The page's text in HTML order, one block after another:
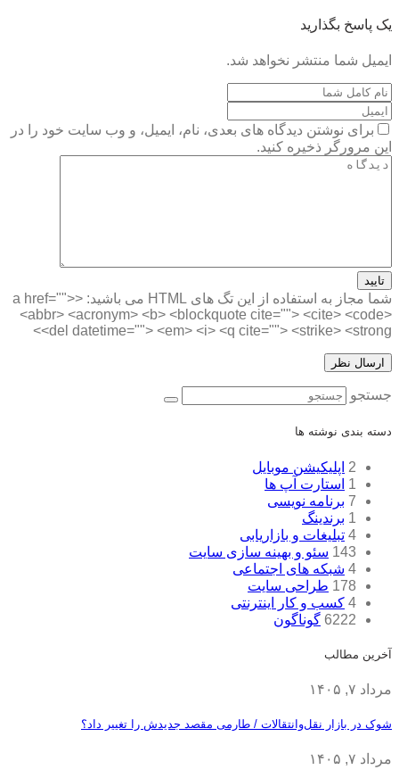
یک پاسخ بگذارید
ایمیل شما منتشر نخواهد شد.
برای نوشتن دیدگاه های بعدی، نام، ایمیل، و وب سایت خود را در
این مرورگر ذخیره کنید.
تایید
شما مجاز به استفاده از این تگ های HTML می باشید:
<a href="">
<abbr> <acronym> <b> <blockquote cite=""> <cite> <code>
<del datetime=""> <em> <i> <q cite=""> <strike> <strong>
جستجو
دسته بندی نوشته ها
2 اپلیکیشن موبایل
1 استارت آپ ها
7 برنامه نویسی
1 برندینگ
4 تبلیغات و بازاریابی
143 سئو و بهینه سازی سایت
4 شبکه های اجتماعی
178 طراحی سایت
4 کسب و کار اینترنتی
6222 گوناگون
آخرین مطالب
مرداد ۷, ۱۴۰۵
شوک در بازار نقل‌وانتقالات / طارمی مقصد جدیدش را تغییر داد؟
مرداد ۷, ۱۴۰۵